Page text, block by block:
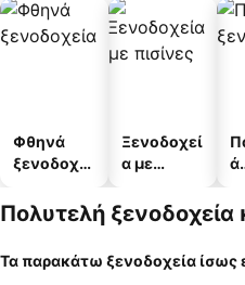
Φθηνά
ξενοδοχεί
Ξενοδοχεί
α με
ά
α
Πολυτελή
Τα παρακάτω ξενοδοχεία ίσως